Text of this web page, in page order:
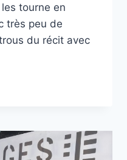
tourne en
très peu de
du récit avec